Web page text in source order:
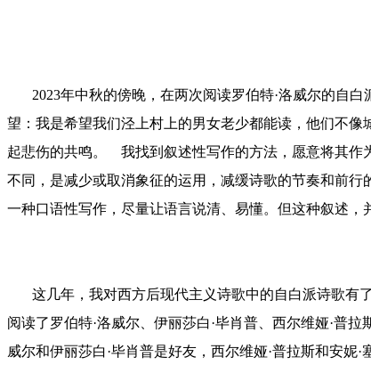
2023年中秋的傍晚，在两次阅读罗伯特·洛威尔的自白
望：我是希望我们泾上村上的男女老少都能读，他们不
起悲伤的共鸣。
我找到叙述性写作的方法，愿意将其作
不同，是减少或取消象征的运用，减缓诗歌的节奏和前
一种口语性写作，尽量让语言说清、易懂。但这种叙述，
这几年，我对西方后现代主义诗歌中的自白派诗歌有
阅读了罗伯特·洛威尔、伊丽莎白·毕肖普、西尔维娅·普
威尔和伊丽莎白·毕肖普是好友，西尔维娅·普拉斯和安妮